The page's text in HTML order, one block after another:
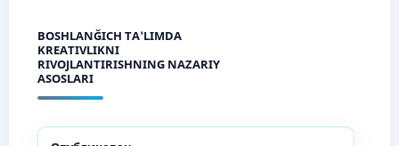
BOSHLANĞICH TA'LIMDA
KREATIVLIKNI
RIVOJLANTIRISHNING NAZARIY
ASOSLARI